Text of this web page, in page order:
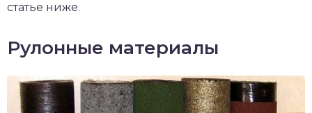
статье ниже.
Рулонные материалы